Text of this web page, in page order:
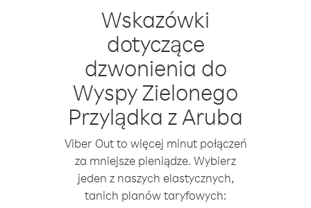
Wskazówki
dotyczące
dzwonienia do
Wyspy Zielonego
Przylądka z Aruba
Viber Out to więcej minut połączeń
za mniejsze pieniądze. Wybierz
jeden z naszych elastycznych,
tanich planów taryfowych: